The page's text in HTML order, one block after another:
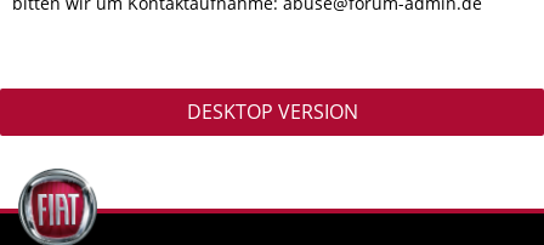
DESKTOP VERSION